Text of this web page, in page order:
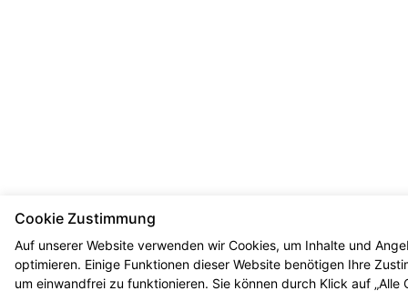
Cookie Zustimmung
Auf unserer Website verwenden wir Cookies, um Inhalte und
optimieren. Einige Funktionen dieser Website benötigen Ihre
um einwandfrei zu funktionieren. Sie können durch Klick auf „Alle